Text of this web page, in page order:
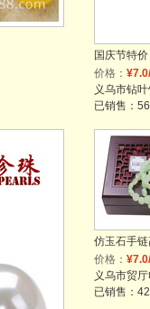
价格：
义乌市钻
已销售：
价格：
已销售：